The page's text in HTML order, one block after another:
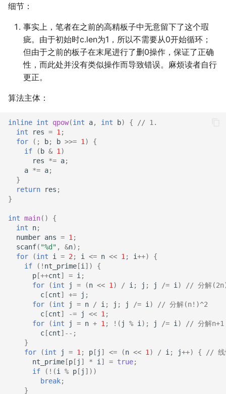
细节：
事实上，笔者在之前的高精板子中无意留下了这个瑕
疵。由于初始时c.len为1，所以不需要从0开始循环；
但由于之前的板子在末尾进行了删0操作，保证了正确
性，而此处并没有类似操作而导致错误。麻烦读者自行
更正。
算法主体：
inline int qpow(int a, int b) {
// 1.
int
res = 1 ;
for
(; b; b >>= 1 )
{
if
( b & 1 )
res
*= a;
a *= a;
}
return
res ;
}
int main()
{
int
n;
number ans = 1 ;
scanf( "%d" , &n);
for
(int i = 2 ; i <= n << 1 ; i++)
{
if
( ! nt_prime [i ])
{
p [++cnt] = i ;
for
(int j = (n << 1 ) / i ; j ; j /= i )
// 分解
c [cnt] += j ;
for
(int j = n / i ; j ; j /= i )
// 分解(n!)^2
c [cnt] -= j << 1 ;
for
(int j = n + 1 ; ! ( j % i ); j /= i )
// 分解n+1
c [cnt] -- ;
}
for
(int j = 1 ; p [ j ] <= (n << 1 ) / i ; j++) {
// 线
nt_prime [p [ j ] * i ] = true;
if
( ! (i % p [ j ]))
break;
}